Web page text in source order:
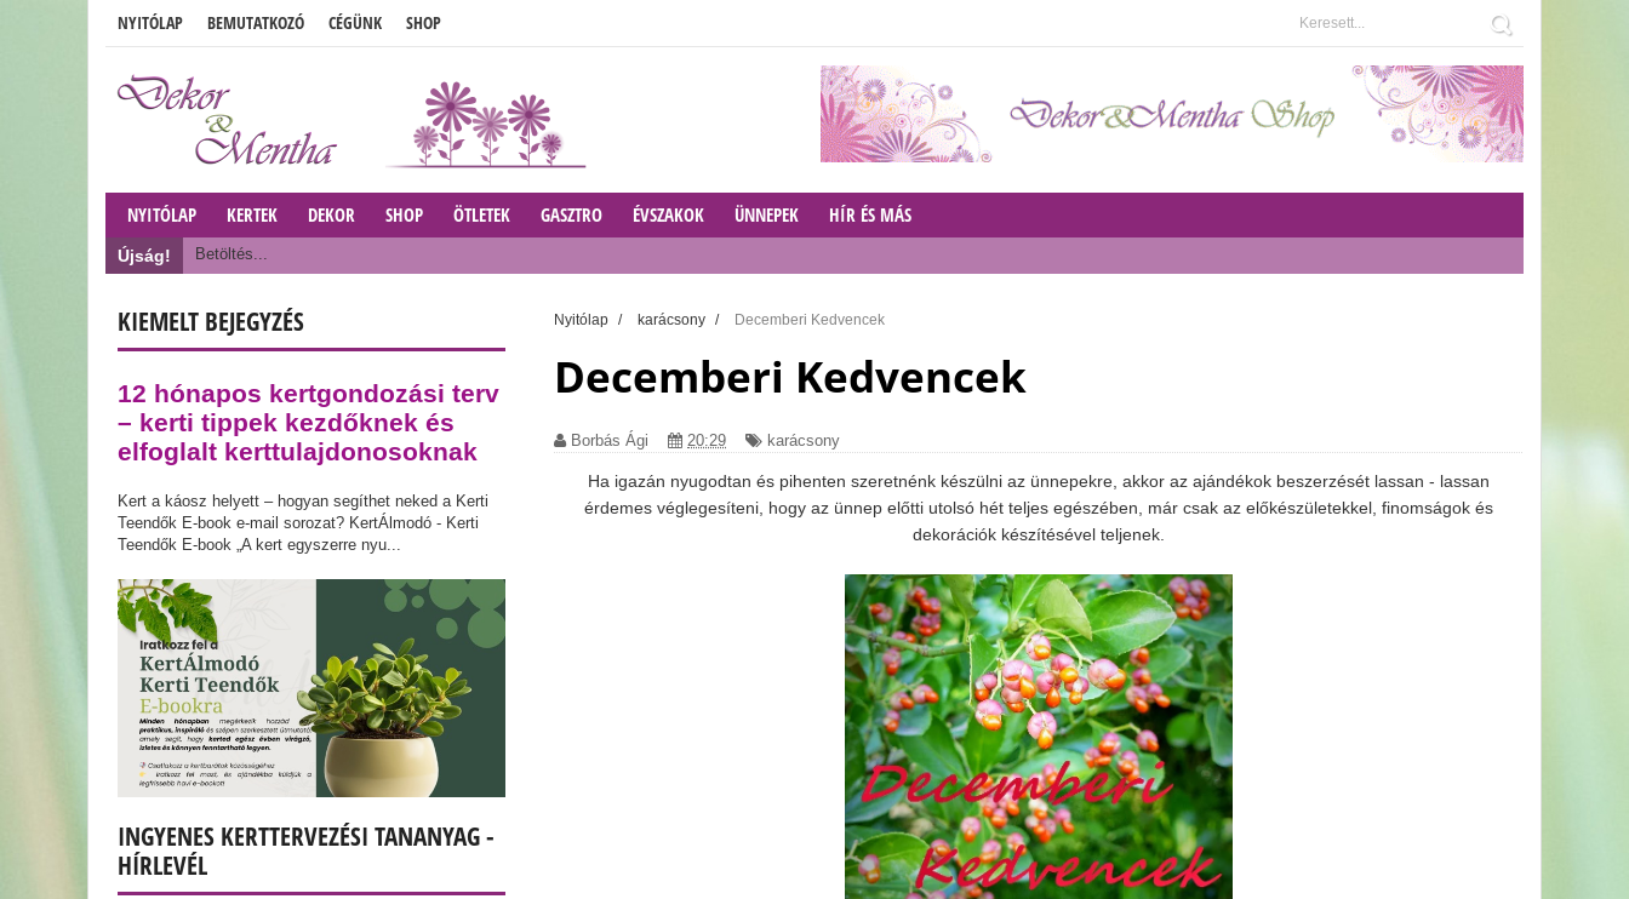
NYITÓLAP BEMUTATKOZÓ CÉGÜNK SHOP
NYITÓLAP KERTEK DEKOR SHOP ÖTLETEK GASZTRO ÉVSZAKOK ÜNNEPEK HÍR ÉS MÁS
Újság! Betöltés...
Nyitólap / karácsony / Decemberi Kedvencek
Decemberi Kedvencek
Borbás Ági 20:29 karácsony
Ha igazán nyugodtan és pihenten szeretnénk készülni az ünnepekre, akkor az ajándékok beszerzését lassan - lassan
érdemes véglegesíteni, hogy az ünnep előtti utolsó hét teljes egészében, már csak az előkészületekkel, finomságok és
dekorációk készítésével teljenek.
KIEMELT BEJEGYZÉS
12 hónapos kertgondozási terv
– kerti tippek kezdőknek és
elfoglalt kerttulajdonosoknak
Kert a káosz helyett – hogyan segíthet neked a Kerti
Teendők E-book e-mail sorozat? KertÁlmodó - Kerti
Teendők E-book „A kert egyszerre nyu...
INGYENES KERTTERVEZÉSI TANANYAG -
HÍRLEVÉL